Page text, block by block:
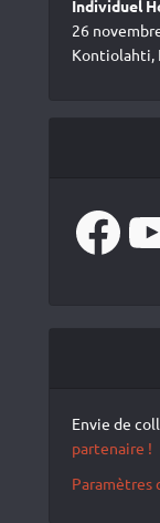
Individuel
26
Kontiolahti,
Facebook
Envie de
partenaire !
Paramètres